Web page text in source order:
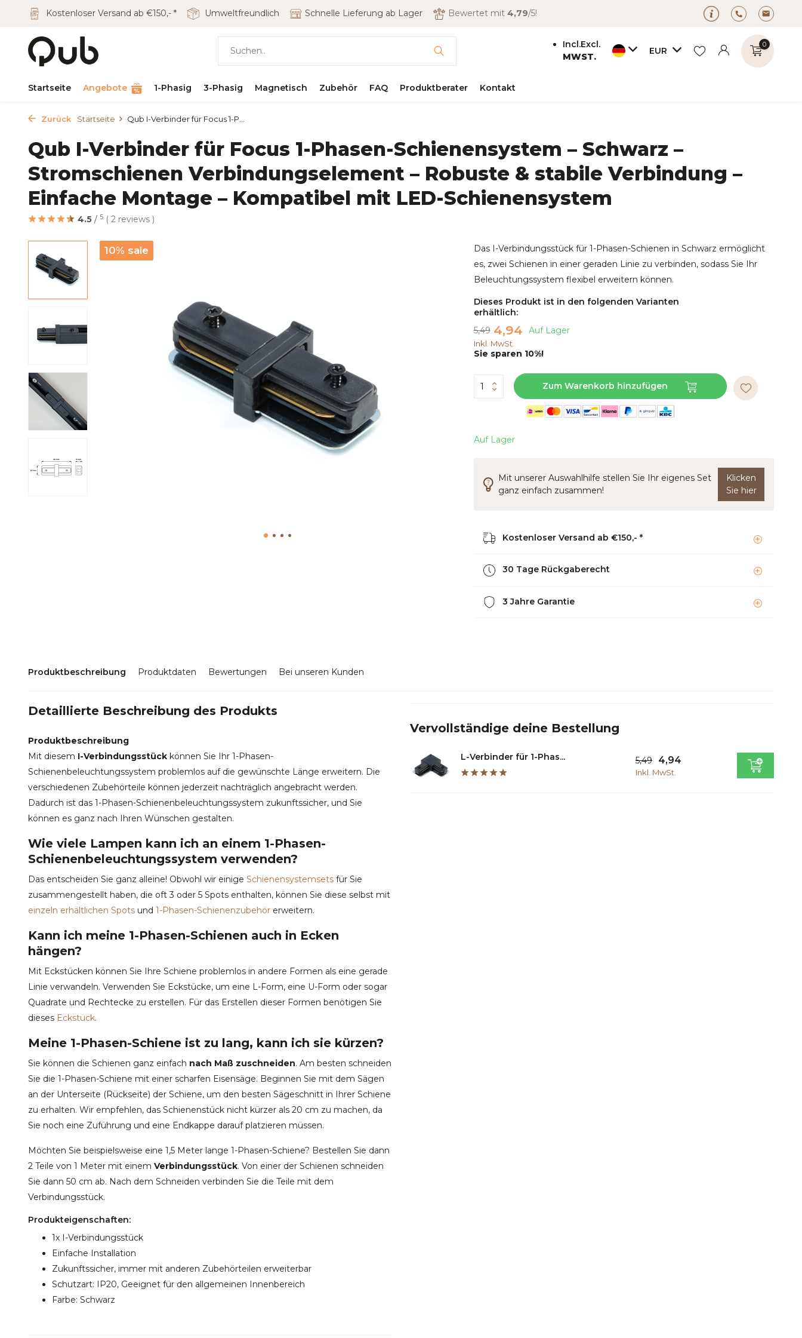
Kostenloser Versand ab €150,- * Umweltfreundlich Schnelle Lieferung ab Lager Bewertet mit 4,79/5!
Incl.Excl.
MWST.
EUR
Benutzerkonto
anlegen
0
Startseite Angebote 1-Phasig 3-Phasig Magnetisch Zubehör FAQ Produktberater Kontakt
Zurück Startseite Qub I-Verbinder für Focus 1-P...
Qub I-Verbinder für Focus 1-Phasen-Schienensystem – Schwarz –
Stromschienen Verbindungselement – Robuste & stabile Verbindung –
Einfache Montage – Kompatibel mit LED-Schienensystem
4.5 / 5 ( 2 reviews )
10% sale
Das I-Verbindungsstück für 1-Phasen-Schienen in Schwarz ermöglicht
es, zwei Schienen in einer geraden Linie zu verbinden, sodass Sie Ihr
Beleuchtungssystem flexibel erweitern können.
Dieses Produkt ist in den folgenden Varianten
erhältlich:
5,49 4,94 Auf Lager
Inkl. MwSt.
Sie sparen 10%!
Zum Warenkorb hinzufügen
Auf Lager
Mit unserer Auswahlhilfe stellen Sie Ihr eigenes Set
ganz einfach zusammen!
Klicken
Sie hier
Kostenloser Versand ab €150,- *
30 Tage Rückgaberecht
3 Jahre Garantie
Produktbeschreibung Produktdaten Bewertungen Bei unseren Kunden
Detaillierte Beschreibung des Produkts
Produktbeschreibung
Mit diesem I-Verbindungsstück können Sie Ihr 1-Phasen-
Schienenbeleuchtungssystem problemlos auf die gewünschte Länge erweitern. Die
verschiedenen Zubehörteile können jederzeit nachträglich angebracht werden.
Dadurch ist das 1-Phasen-Schienenbeleuchtungssystem zukunftssicher, und Sie
können es ganz nach Ihren Wünschen gestalten.
Wie viele Lampen kann ich an einem 1-Phasen-
Schienenbeleuchtungssystem verwenden?
Das entscheiden Sie ganz alleine! Obwohl wir einige Schienensystemsets für Sie
zusammengestellt haben, die oft 3 oder 5 Spots enthalten, können Sie diese selbst mit
einzeln erhältlichen Spots und 1-Phasen-Schienenzubehör erweitern.
Kann ich meine 1-Phasen-Schienen auch in Ecken
hängen?
Mit Eckstücken können Sie Ihre Schiene problemlos in andere Formen als eine gerade
Linie verwandeln. Verwenden Sie Eckstücke, um eine L-Form, eine U-Form oder sogar
Quadrate und Rechtecke zu erstellen. Für das Erstellen dieser Formen benötigen Sie
dieses Eckstück.
Meine 1-Phasen-Schiene ist zu lang, kann ich sie kürzen?
Sie können die Schienen ganz einfach nach Maß zuschneiden. Am besten schneiden
Sie die 1-Phasen-Schiene mit einer scharfen Eisensäge. Beginnen Sie mit dem Sägen
an der Unterseite (Rückseite) der Schiene, um den besten Sägeschnitt in Ihrer Schiene
zu erhalten. Wir empfehlen, das Schienenstück nicht kürzer als 20 cm zu machen, da
Sie noch eine Zuführung und eine Endkappe darauf platzieren müssen.
Möchten Sie beispielsweise eine 1,5 Meter lange 1-Phasen-Schiene? Bestellen Sie dann
2 Teile von 1 Meter mit einem Verbindungsstück. Von einer der Schienen schneiden
Sie dann 50 cm ab. Nach dem Schneiden verbinden Sie die Teile mit dem
Verbindungsstück.
Produkteigenschaften:
1x I-Verbindungsstück
Einfache Installation
Zukunftssicher, immer mit anderen Zubehörteilen erweiterbar
Schutzart: IP20, Geeignet für den allgemeinen Innenbereich
Farbe: Schwarz
Vervollständige deine Bestellung
L-Verbinder für 1-Phas... 5,49 4,94
Inkl. MwSt.